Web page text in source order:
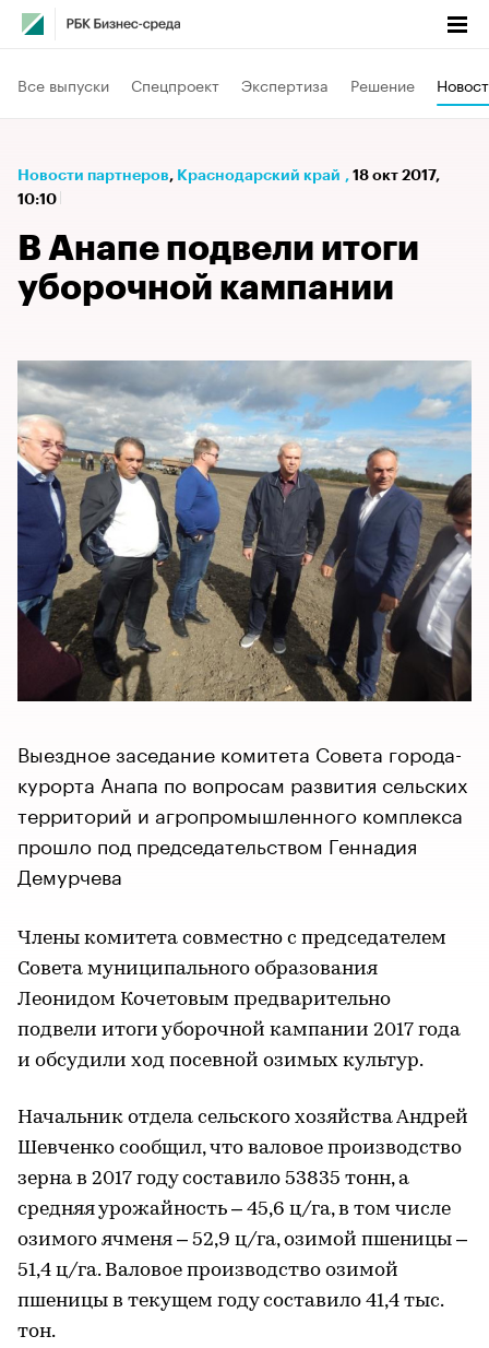
Все выпуски Спецпроект Экспертиза Решение
Новости партнеров⁠, Краснодарский край , 18 окт 2017,
10:10
В Анапе подвели итоги
уборочной кампании
Выездное заседание комитета Совета города-
курорта Анапа по вопросам развития сельских
территорий и агропромышленного комплекса
прошло под председательством Геннадия
Демурчева
Члены комитета совместно с председателем
Совета муниципального образования
Леонидом Кочетовым предварительно
подвели итоги уборочной кампании 2017 года
и обсудили ход посевной озимых культур.
Начальник отдела сельского хозяйства Андрей
Шевченко сообщил, что валовое производство
зерна в 2017 году составило 53835 тонн, а
средняя урожайность – 45,6 ц/га, в том числе
озимого ячменя – 52,9 ц/га, озимой пшеницы –
51,4 ц/га. Валовое производство озимой
пшеницы в текущем году составило 41,4 тыс.
тон.